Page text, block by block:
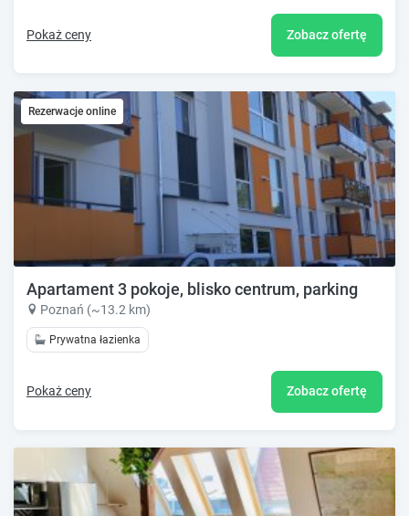
Pokaż ceny Zobacz ofertę
Rezerwacje online
Apartament 3 pokoje, blisko centrum, parking
Poznań (~13.2 km)
Prywatna łazienka
Pokaż ceny Zobacz ofertę